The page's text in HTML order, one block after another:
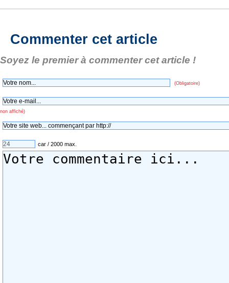
Commenter cet article
Soyez le premier à commenter cet article !
(Obligatoire)
non affiché)
car / 2000 max.